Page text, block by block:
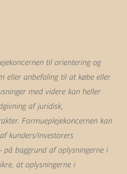
til orientering og
eller anbefaling til at købe eller
med videre kan heller
af juridisk,
Formueplejekoncernen kan
kunders/investorers
på baggrund af oplysningerne i
at oplysningerne i